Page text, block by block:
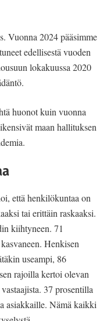
Vuonna 2024 pääsimme
edellisestä vuoden
lokakuussa 2020
huonot kuin vuonna
maan hallituksen
että henkilökuntaa on
tai erittäin raskaaksi.
kiihtyneen. 71
Henkisen
useampi, 86
rajoilla kertoi olevan
37 prosentilla
asiakkaille. Nämä kaikki